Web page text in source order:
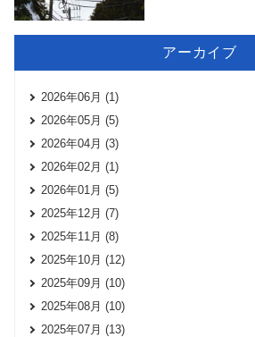
アーカイブ
2026年06月 (1)
2026年05月 (5)
2026年04月 (3)
2026年02月 (1)
2026年01月 (5)
2025年12月 (7)
2025年11月 (8)
2025年10月 (12)
2025年09月 (10)
2025年08月 (10)
2025年07月 (13)